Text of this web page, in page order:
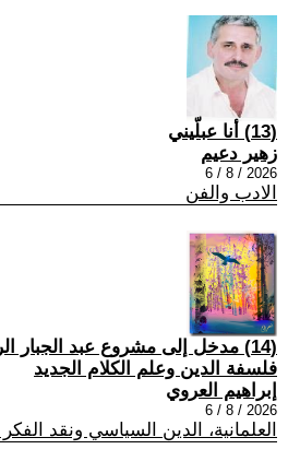
(13) أنا عبلّيني
زهير دعيم
2026 / 8 / 6
الادب والفن
(14) مدخل إلى مشروع عبد الجبار
فلسفة الدين وعلم الكلام الجديد
إبراهيم العروي
2026 / 8 / 6
العلمانية، الدين السياسي ونقد الفكر